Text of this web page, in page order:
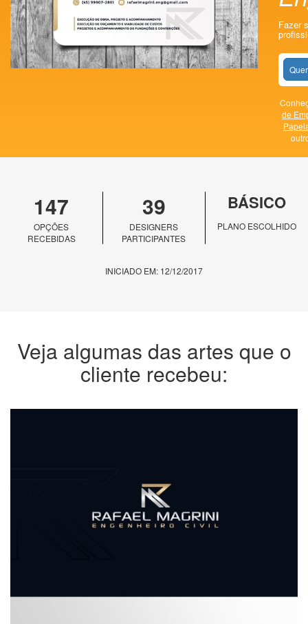
Fazer
de
147
OPÇÕES
RECEBIDAS
39
DESIGNERS
PARTICIPANTES
BÁSICO
PLANO ESCOLHIDO
INICIADO EM: 12/12/2017
Veja algumas das artes que o
cliente recebeu: